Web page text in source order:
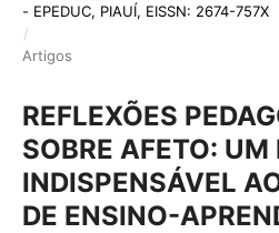
- EPEDUC, PIAUÍ, EISSN: 2674-757X
/
Artigos
REFLEXÕES
SOBRE AFETO: UM
INDISPENSÁVEL
DE ENSINO-